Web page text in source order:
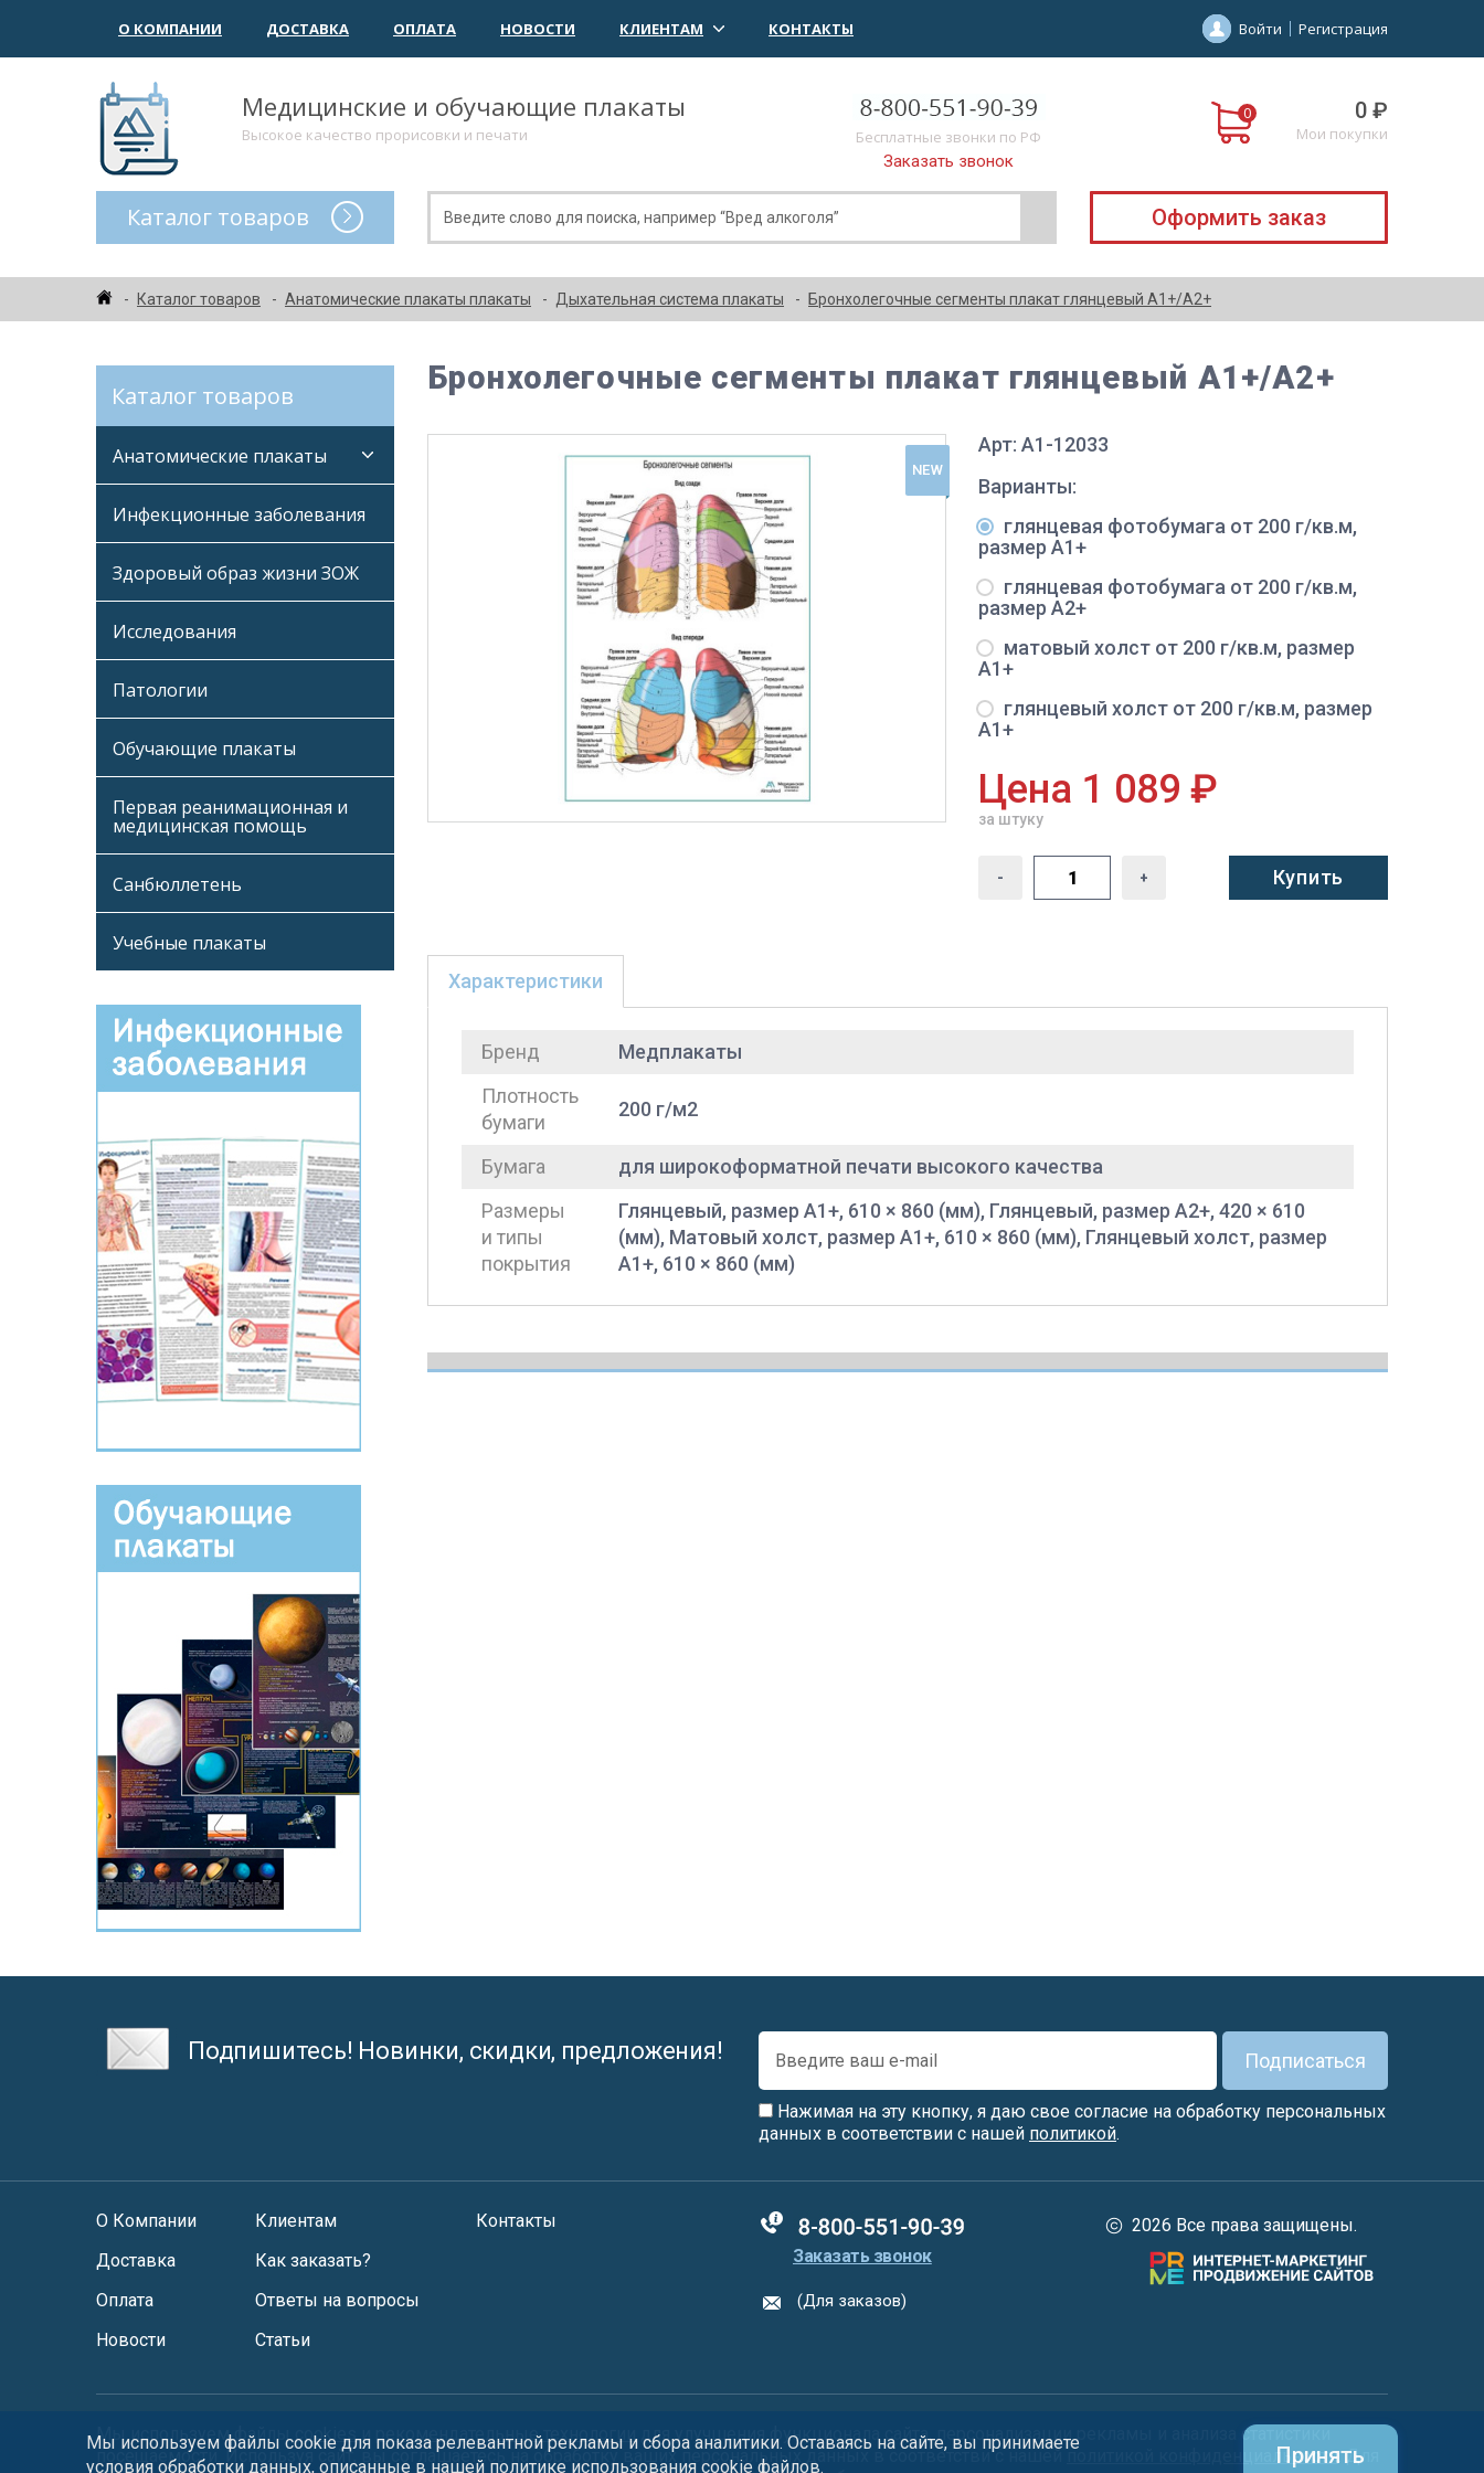
О КОМПАНИИ ДОСТАВКА ОПЛАТА НОВОСТИ КЛИЕНТАМ КОНТАКТЫ Войти Регистрация
Медицинские и обучающие плакаты
Высокое качество прорисовки и печати
Бесплатные звонки по РФ
Заказать звонок
0 ₽
Мои покупки
Каталог товаров Оформить заказ
Каталог товаров Анатомические плакаты плакаты Дыхательная система плакаты Бронхолегочные сегменты плакат глянцевый А1+/А2+
Каталог товаров
Анатомические плакаты
Инфекционные заболевания
Здоровый образ жизни ЗОЖ
Исследования
Патологии
Обучающие плакаты
Первая реанимационная и
медицинская помощь
Санбюллетень
Учебные плакаты
Бронхолегочные сегменты плакат глянцевый А1+/А2+
NEW
Арт: A1-12033
Варианты:
глянцевая фотобумага от 200 г/кв.м,
размер A1+
глянцевая фотобумага от 200 г/кв.м,
размер A2+
матовый холст от 200 г/кв.м, размер
A1+
глянцевый холст от 200 г/кв.м, размер
A1+
Цена 1 089 ₽
за штуку
- + Купить
Характеристики
Бренд
Медплакаты
Плотность
бумаги
200 г/м2
Бумага
для широкоформатной печати высокого качества
Размеры
и типы
покрытия
Глянцевый, размер A1+, 610 × 860 (мм), Глянцевый, размер A2+, 420 × 610
(мм), Матовый холст, размер A1+, 610 × 860 (мм), Глянцевый холст, размер
A1+, 610 × 860 (мм)
Подпишитесь! Новинки, скидки, предложения! Подписаться
Нажимая на эту кнопку, я даю свое согласие на обработку персональных
данных в соответствии с нашей политикой.
О Компании
Доставка
Оплата
Новости
Клиентам
Как заказать?
Ответы на вопросы
Статьи
Контакты 88005555550
Заказать звонок
(Для заказов)
2026 Все права защищены.
Мы используем файлыcookiesи рекомендательные технологиидля улучшения функционала сайта, персонализации рекламы и анализа статистики
посещаемости. Используя сайт, вы соглашаетесь на обработку ваших персональных данных в соответстви с нашейполитикой конфиденциальности. Для
Мы используем файлы cookie для показа релевантной рекламы и сбора аналитики. Оставаясь на сайте, вы принимаете
условия обработки данных, описанные в нашей политике использования cookie файлов. Принять